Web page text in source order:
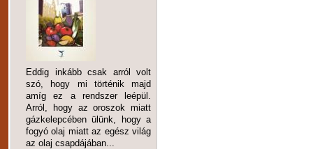
Eddig inkább csak arról volt
szó, hogy mi történik majd
amíg ez a rendszer leépül.
Arról, hogy az oroszok miatt
gázkelepcében ülünk, hogy a
fogyó olaj miatt az egész világ
az olaj csapdájában...